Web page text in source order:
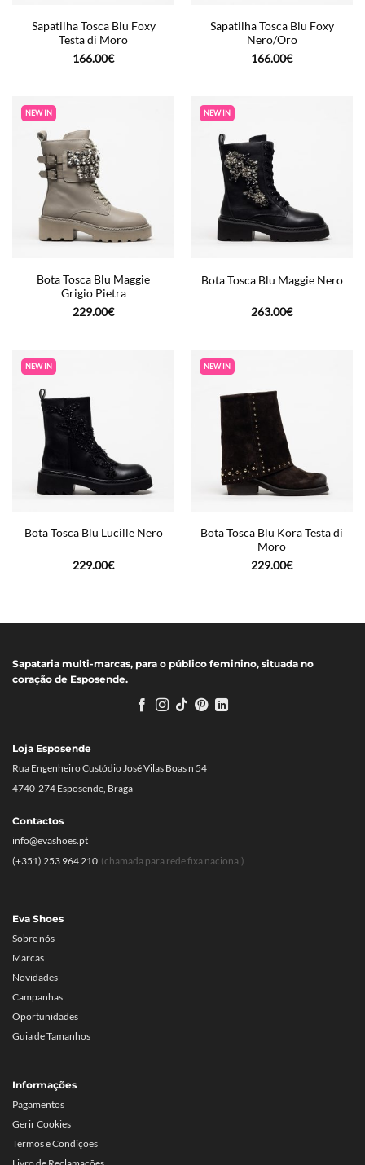
Sapatilha Tosca Blu Foxy
Testa di Moro
166.00€
Sapatilha Tosca Blu Foxy
Nero/Oro
166.00€
NEW IN
Bota Tosca Blu Maggie
Grigio Pietra
229.00€
NEW IN
Bota Tosca Blu Maggie Nero
263.00€
NEW IN
Bota Tosca Blu Lucille Nero
229.00€
NEW IN
Bota Tosca Blu Kora Testa di
Moro
229.00€
Sapataria multi-marcas, para o público feminino, situada no
coração de Esposende.
Eva Shoes
Sobre nós
Marcas
Novidades
Campanhas
Oportunidades
Guia de Tamanhos
Informações
Pagamentos
Gerir Cookies
Termos e Condições
Loja Esposende
Rua Engenheiro Custódio José Vilas Boas n 54
4740-274 Esposende, Braga
Contactos
info@evashoes.pt
(+351) 253 964 210 (chamada para rede fixa nacional)